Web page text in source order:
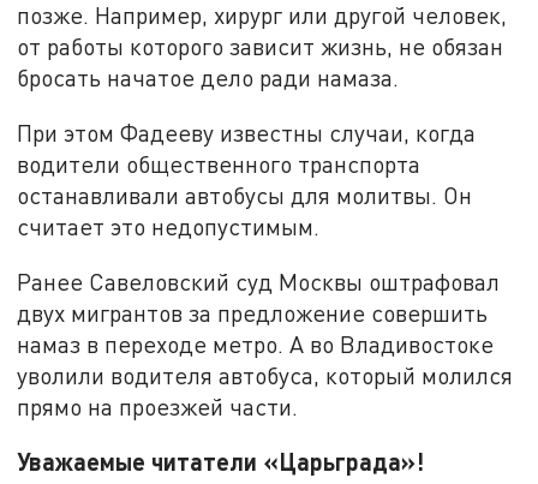
позже. Например, хирург или другой человек,
от работы которого зависит жизнь, не обязан
бросать начатое дело ради намаза.
При этом Фадееву известны случаи, когда
водители общественного транспорта
останавливали автобусы для молитвы. Он
считает это недопустимым.
Ранее Савеловский суд Москвы оштрафовал
двух мигрантов за предложение совершить
намаз в переходе метро. А во Владивостоке
уволили водителя автобуса, который молился
прямо на проезжей части.
Уважаемые читатели «Царьграда»!